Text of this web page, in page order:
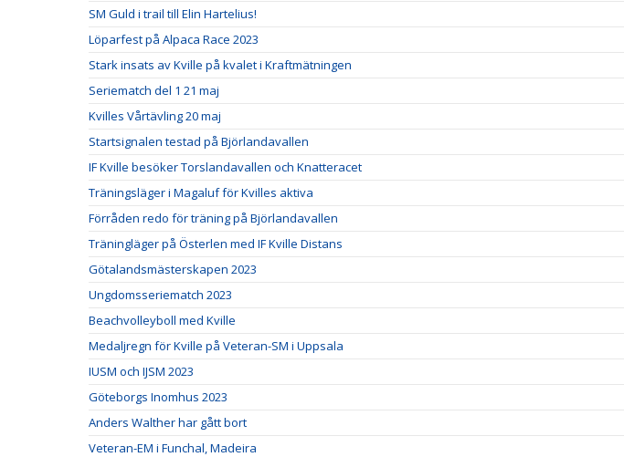
SM Guld i trail till Elin Hartelius!
Löparfest på Alpaca Race 2023
Stark insats av Kville på kvalet i Kraftmätningen
Seriematch del 1 21 maj
Kvilles Vårtävling 20 maj
Startsignalen testad på Björlandavallen
IF Kville besöker Torslandavallen och Knatteracet
Träningsläger i Magaluf för Kvilles aktiva
Förråden redo för träning på Björlandavallen
Träningläger på Österlen med IF Kville Distans
Götalandsmästerskapen 2023
Ungdomsseriematch 2023
Beachvolleyboll med Kville
Medaljregn för Kville på Veteran-SM i Uppsala
IUSM och IJSM 2023
Göteborgs Inomhus 2023
Anders Walther har gått bort
Veteran-EM i Funchal, Madeira